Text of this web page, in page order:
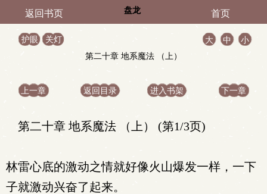
返回书页 盘龙 首页
护眼 关灯 大 中
小
第二十章 地系魔法 （上）
上一章 返回目录 进入书架 下一章
第二十章 地系魔法 （上） (第1/3页)
林雷心底的激动之情就好像火山爆发一样，一下
子就激动兴奋了起来。